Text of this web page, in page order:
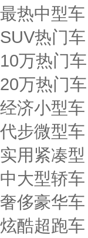
最热中型车
SUV热门车
10万热门车
20万热门车
经济小型车
代步微型车
实用紧凑型
中大型轿车
奢侈豪华车
炫酷超跑车